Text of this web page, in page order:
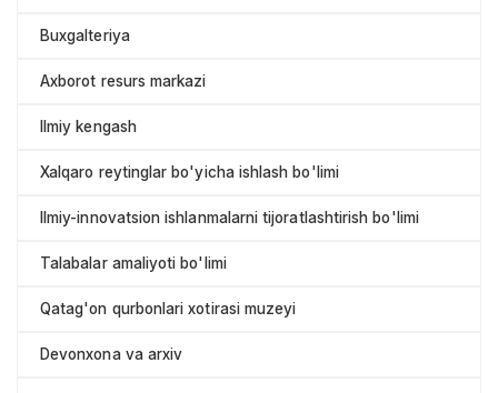
Buxgalteriya
Axborot resurs markazi
Ilmiy kengash
Xalqaro reytinglar bo'yicha ishlash bo'limi
Ilmiy-innovatsion ishlanmalarni tijoratlashtirish bo'limi
Talabalar amaliyoti bo'limi
Qatag'on qurbonlari xotirasi muzeyi
Devonxona va arxiv